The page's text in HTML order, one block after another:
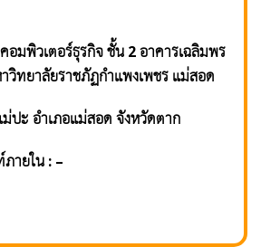
อมพิวเตอร์ธุรกิจ ชั้น 2 อาคารเฉลิมพร
วิทยาลัยราชภัฏกำแพงเพชร แม่สอด
ปะ อำเภอแม่สอด จังหวัดตาก
ายใน : –